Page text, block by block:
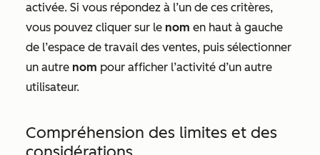
activée. Si vous répondez à l’un de ces critères,
vous pouvez cliquer sur le nom en haut à gauche
de l’espace de travail des ventes, puis sélectionner
un autre nom pour afficher l’activité d’un autre
utilisateur.
Compréhension des limites et des